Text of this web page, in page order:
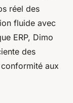
réel des
fluide avec
ERP, Dimo
des
aux